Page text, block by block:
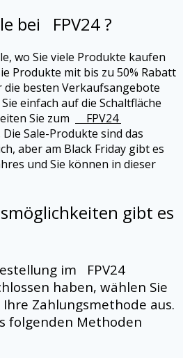
bei FPV24?
wo Sie viele Produkte kaufen
Produkte mit bis zu 50% Rabatt
die besten Verkaufsangebote
einfach auf die Schaltfläche
Sie zum
FPV24
Sale-Produkte sind das
aber am Black Friday gibt es
und Sie können in dieser
gibt es
im
FPV24
haben, wählen Sie
Zahlungsmethode aus.
folgenden Methoden